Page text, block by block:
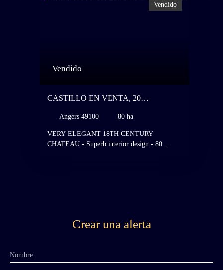
Vendido
Vendido
CASTILLO EN VENTA, 20
Angers 49100 80 ha
VERY ELEGANT 18TH CENTURY
CHATEAU - Superb interior design - 80
branch of the greatest aristocratic family of
Crear una alerta
Nombre